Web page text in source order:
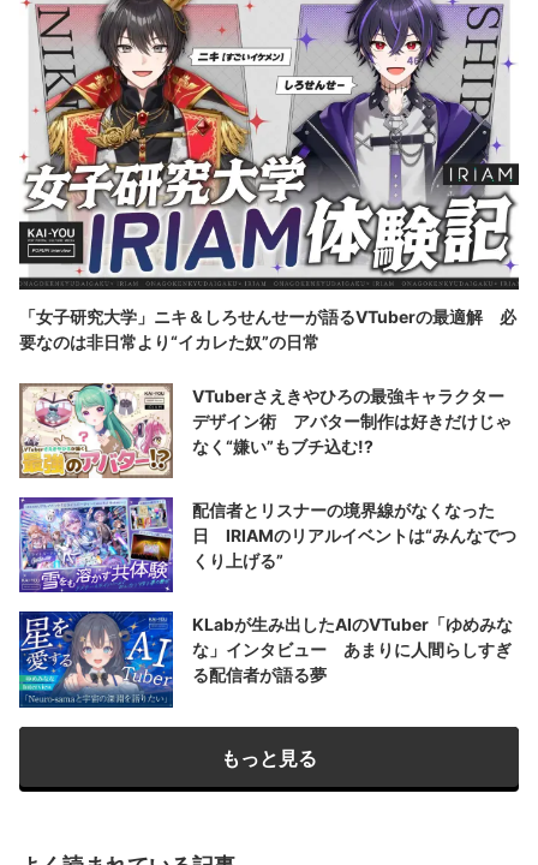
「女子研究大学」ニキ＆しろせんせーが語るVTuberの最適解 必
要なのは非日常より“イカレた奴”の日常
VTuberさえきやひろの最強キャラクター
デザイン術 アバター制作は好きだけじゃ
なく“嫌い”もブチ込む!?
配信者とリスナーの境界線がなくなった
日 IRIAMのリアルイベントは“みんなでつ
くり上げる”
KLabが生み出したAIのVTuber「ゆめみな
な」インタビュー あまりに人間らしすぎ
る配信者が語る夢
もっと見る